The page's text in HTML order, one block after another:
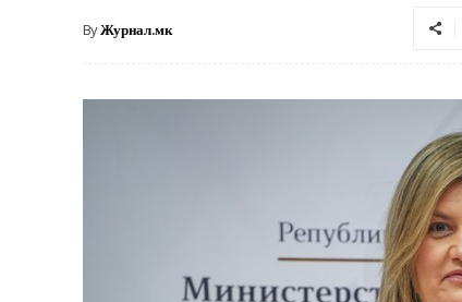
ByЖурнал.мк